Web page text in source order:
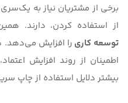
برخی از مشتریان نیاز به
از استفاده کردن، دارند.
توسعه کاری را افزایش می‌دهد.
اطمینان از روند افزایش
بیشتر دلایل استفاده از چاپ